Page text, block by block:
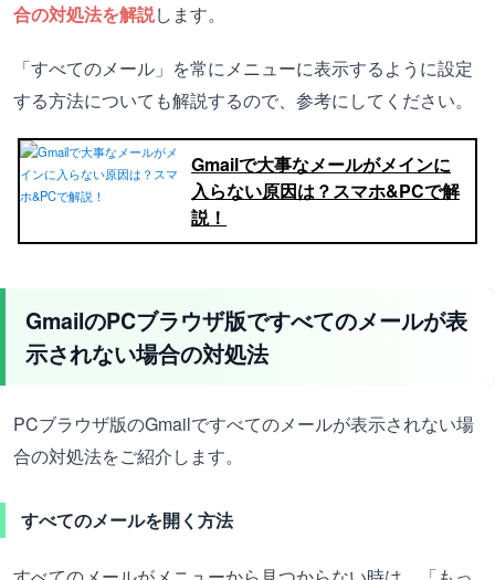
合の対処法を解説します。
「すべてのメール」を常にメニューに表示するように設定
する方法についても解説するので、参考にしてください。
Gmailで大事なメールがメインに
入らない原因は？スマホ&PCで解
説！
GmailのPCブラウザ版ですべてのメールが表
示されない場合の対処法
PCブラウザ版のGmailですべてのメールが表示されない場
合の対処法をご紹介します。
すべてのメールを開く方法